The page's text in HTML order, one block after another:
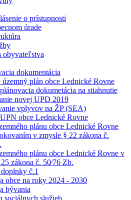
o prístupnosti
úrade
obyvateľstva
dokumentácia
plán obce Lednické Rovne
dokumetácia na stiahnutie
novej UPD 2019
vplyvov na ŽP (SEA)
obce Lednické Rovne
plánu obce Lednické Rovne
v zmysle § 22 zákona č.
plánu obce Lednické Rovne v
zákona č. 50⁄76 Zb.
č.1
obce na roky 2024 - 2030
bývania
sociálnych služieb